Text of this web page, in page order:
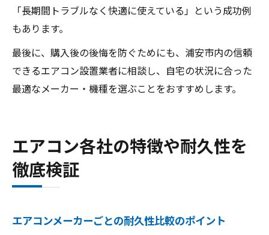
「長期間トラブルなく快適に使えている」という成功例
もあります。
最後に、購入後の後悔を防ぐためにも、浦安市内の信頼
できるエアコン設置業者に相談し、自宅の状況に合った
最適なメーカー・機種を選ぶことをおすすめします。
エアコン各社の特徴や耐久性を
徹底検証
エアコンメーカーごとの耐久性比較のポイント